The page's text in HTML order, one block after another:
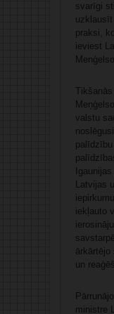
svarīgi
praksi,
ieviest
valstu
Latvijas
iekļauto
ārkārtējo
un
ministre